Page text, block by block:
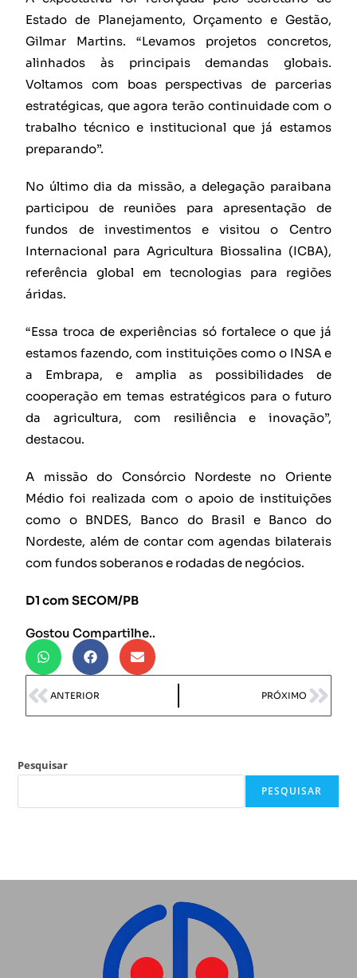
Estado de Planejamento, Orçamento e Gestão,
Gilmar Martins. “Levamos projetos concretos,
alinhados às principais demandas globais.
Voltamos com boas perspectivas de parcerias
estratégicas, que agora terão continuidade com o
trabalho técnico e institucional que já estamos
preparando”.
No último dia da missão, a delegação paraibana
participou de reuniões para apresentação de
fundos de investimentos e visitou o Centro
Internacional para Agricultura Biossalina (ICBA),
referência global em tecnologias para regiões
áridas.
“Essa troca de experiências só fortalece o que já
estamos fazendo, com instituições como o INSA e
a Embrapa, e amplia as possibilidades de
cooperação em temas estratégicos para o futuro
da agricultura, com resiliência e inovação”,
destacou.
A missão do Consórcio Nordeste no Oriente
Médio foi realizada com o apoio de instituições
como o BNDES, Banco do Brasil e Banco do
Nordeste, além de contar com agendas bilaterais
com fundos soberanos e rodadas de negócios.
D1 com SECOM/PB
Gostou Compartilhe..
ANTERIOR PRÓXIMO
Pesquisar
PESQUISAR